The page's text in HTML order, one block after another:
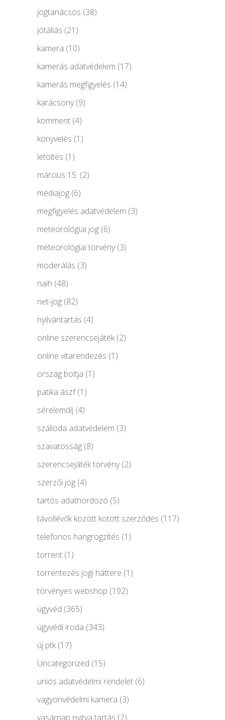
jogtanácsos (38)
jótállás (21)
kamera (10)
kamerás adatvédelem (17)
kamerás megfigyelés (14)
karácsony(9)
komment (4)
könyvelés (1)
letöltés (1)
március 15. (2)
médiajog (6)
megfigyelés adatvédelem (3)
meteorológiai jog (6)
meteorológiai törvény(3)
moderálás (3)
naih (48)
net-jog (82)
nyilvántartás (4)
online szerencsejáték(2)
online vitarendezés (1)
ország boltja (1)
patika ászf(1)
sérelemdíj (4)
szálloda adatvédelem (3)
szavatosság (8)
szerencsejáték törvény(2)
szerzői jog (4)
tartós adathordozó (5)
távollévők között kötött szerződés (117)
telefonos hangrögzítés (1)
torrent (1)
torrentezés jogi háttere (1)
törvényes webshop (192)
ügyvéd (365)
ügyvédi iroda (343)
új ptk(17)
Uncategorized (15)
uniós adatvédelmi rendelet (6)
vagyonvédelmi kamera (3)
vasárnap nyitva tartás (2)